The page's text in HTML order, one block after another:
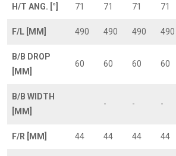
H/T ANG. [°] 71 71 71 71
F/L [MM] 490 490 490 490
B/B DROP
[MM]
60 60 60 60
B/B WIDTH
[MM]
- - -
F/R [MM] 44 44 44 44